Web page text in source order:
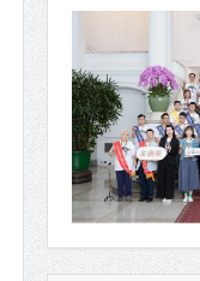
就業機會
洋各界貴賓共同
幕